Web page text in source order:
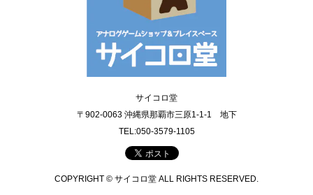
サイコロ堂
〒902-0063 沖縄県那覇市三原1-1-1 地下
TEL:050-3579-1105
COPYRIGHT © サイコロ堂 ALL RIGHTS RESERVED.